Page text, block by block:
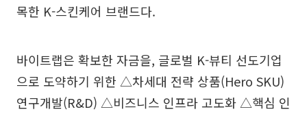
목한 K-스킨케어 브랜드다.
바이트랩은 확보한 자금을, 글로벌 K-뷰티 선도기업
으로 도약하기 위한 △차세대 전략 상품(Hero SKU)
연구개발(R&D) △비즈니스 인프라 고도화 △핵심 인